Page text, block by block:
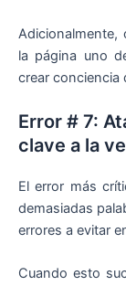
Adicionalmente,
la página uno
crear conciencia
Error # 7:
clave a la
El error más
demasiadas
errores a evitar
Cuando esto